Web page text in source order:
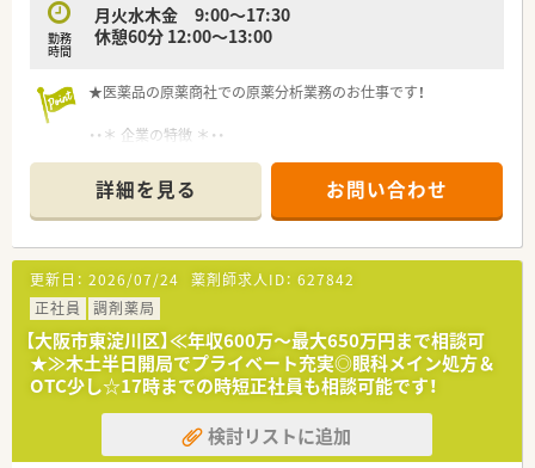
勤務
時間
月火水木金 9:00～17:30
休憩60分 12:00～13:00
★医薬品の原薬商社での原薬分析業務のお仕事です！
・・＊ 企業の特徴 ＊・・
です。
■商社には珍しい分析センター保有！安心・安全を担保した上で、
お客様にジェネリック医薬品原薬の販売をしています。
■国内トップクラスの取引基盤と取扱商品！世界10ヶ国以上90
社以上の海外サプライヤーから原薬を仕入れ、製薬会社100社以
上に販売しています。
・・＊ 応募要件 ＊・・
<必須要件>
・薬剤師資格保有者
・日本薬局方に準拠した物理・化学的分析経験者
・セミミクロ天秤を使用経験がある方
＜求める人材像＞
詳細を見る お問い合わせ
更新日： 2026/07/24 薬剤師求人ID： 627842
正社員
調剤薬局
【大阪市東淀川区】≪年収600万～最大650万円まで相談可
★≫木土半日開局でプライベート充実◎眼科メイン処方＆
OTC少し☆17時までの時短正社員も相談可能です！
検討リストに追加